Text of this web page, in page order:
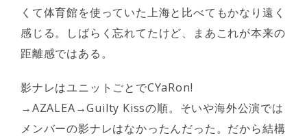
くて体育館を使っていた上海と比べてもかなり遠く
感じる。しばらく忘れてたけど、まあこれが本来の
距離感ではある。
影ナレはユニットごとでCYaRon!
→AZALEA→Guilty Kissの順。そいや海外公演では
メンバーの影ナレはなかったんだった。だから結構